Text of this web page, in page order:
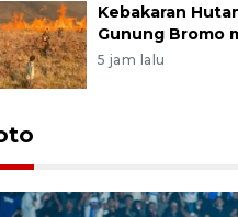
Kebakaran
Gunung Bromo
5 jam lalu